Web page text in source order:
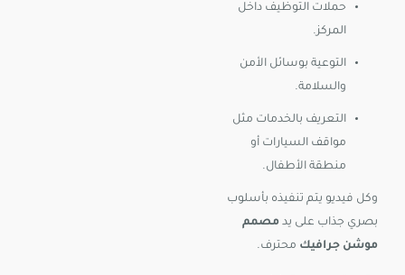
حملات التوظيف داخل
المركز.
التوعية بوسائل الأمن
والسلامة.
التعريف بالخدمات مثل
مواقف السيارات أو
منطقة الأطفال.
وكل فيديو يتم تنفيذه بأسلوب
بصري جذاب على يد مصمم
موشن جرافيك محترف.